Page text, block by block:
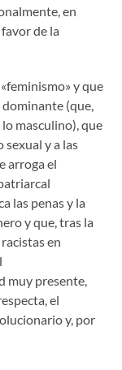
en
de la
y que
(que,
masculino), que
y a las
arroga el
las penas y la
y que, tras la
en
muy presente,
el
y, por